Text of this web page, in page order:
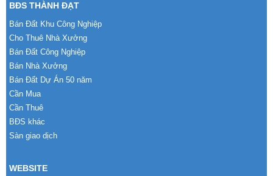
BĐS THÀNH ĐẠT
Bán Đất Khu Công Nghiệp
Cho Thuê Nhà Xưởng
Bán Đất Công Nghiệp
Bán Nhà Xưởng
Bán Đất Dự Án 50 năm
Cần Mua
Cần Thuê
BĐS khác
Sàn giao dịch
WEBSITE